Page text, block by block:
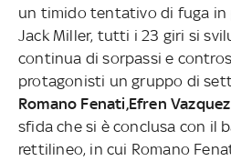
un timido tentativo di fuga in
Jack Miller, tutti i 23 giri si
continua di sorpassi e
protagonisti un gruppo di
Romano Fenati,Efren
sfida che si è conclusa con il
rettilineo, in cui Romano